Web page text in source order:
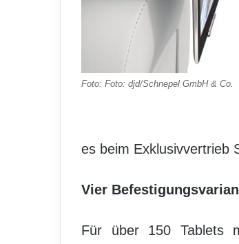
Foto: Foto: djd/Schnepel GmbH & Co.
es beim Exklusivvertrieb
Vier
Für über 150 Tablets